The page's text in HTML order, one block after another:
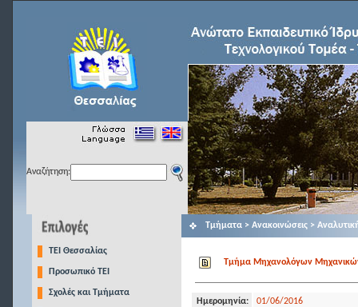
Αναζήτηση:
TEI Θεσσαλίας
Προσωπικό ΤΕΙ
Σχολές και Τμήματα
Τμήματα > Ανακοινώσεις >
Τμήμα Μηχανολόγων Μηχανικών
Ημερομηνία: 01/06/2016